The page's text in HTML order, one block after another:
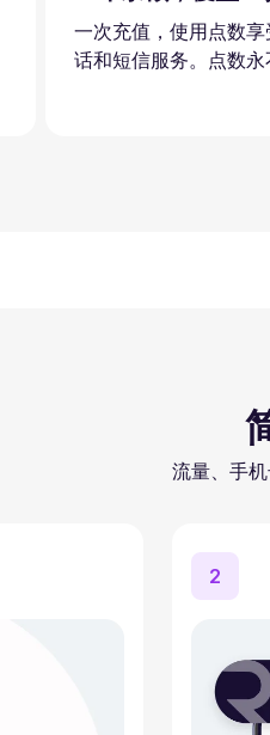
一次充值，使用点数享
话和短信服务。点数永
流量、手
2